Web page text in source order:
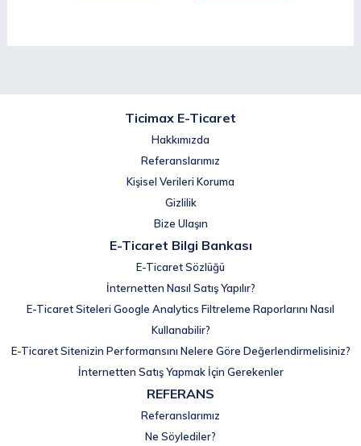
Ticimax E-Ticaret
Hakkımızda
Referanslarımız
Kişisel Verileri Koruma
Gizlilik
Bize Ulaşın
E-Ticaret Bilgi Bankası
E-Ticaret Sözlüğü
İnternetten Nasıl Satış Yapılır?
E-Ticaret Siteleri Google Analytics Filtreleme Raporlarını Nasıl
Kullanabilir?
E-Ticaret Sitenizin Performansını Nelere Göre Değerlendirmelisiniz?
İnternetten Satış Yapmak İçin Gerekenler
REFERANS
Referanslarımız
Ne Söylediler?